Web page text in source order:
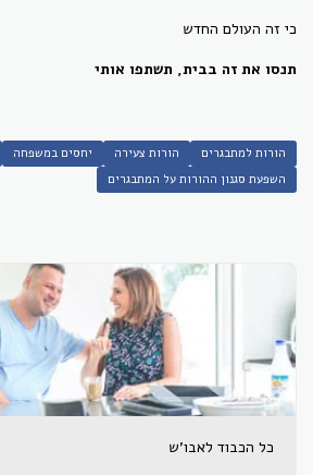
כי זה העולם החדש
תנסו את זה בבית, תשתפו אותי
הורות למתבגרים הורות צעירה יחסים במשפחה
השפעת סגנון ההורות על המתבגרים
כל הכבוד לאבו'ש